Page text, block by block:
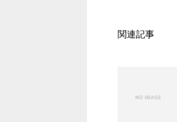
関連記事